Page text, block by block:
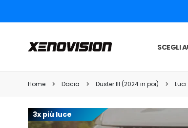
SCEGLI
Home Dacia Duster III (2024 in poi) Luci
3x più luce